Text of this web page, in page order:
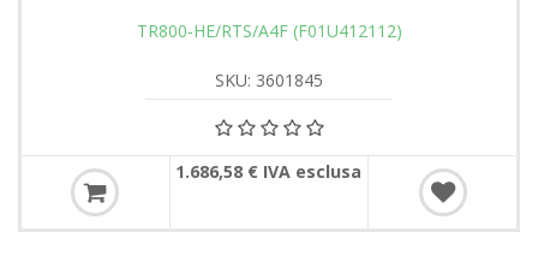
TR800-HE/RTS/A4F (F01U412112)
SKU: 3601845
1.686,58 € IVA esclusa